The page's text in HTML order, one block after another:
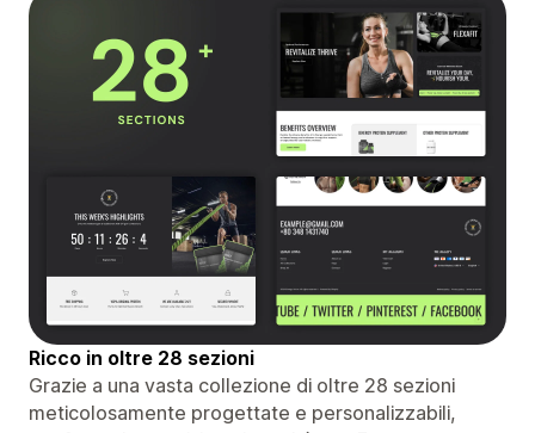
Ricco in oltre 28 sezioni
Grazie a una vasta collezione di oltre 28 sezioni
meticolosamente progettate e personalizzabili,